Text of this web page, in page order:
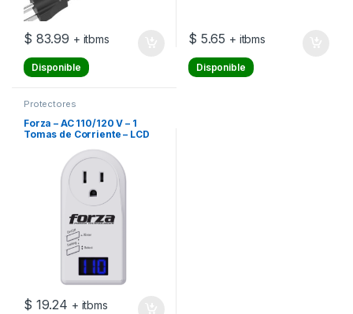
$ 83.99 + itbms
Disponible
$ 5.65 + itbms
Disponible
Protectores
Forza – AC 110/120 V – 1
Tomas de Corriente – LCD
$ 19.24 + itbms